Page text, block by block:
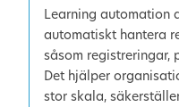
Learning automation
automatiskt hantera
såsom registreringar,
Det hjälper
stor skala,